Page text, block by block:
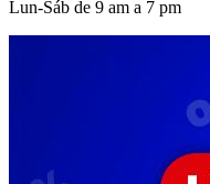
Lun-Sáb de 9 am a 7 pm